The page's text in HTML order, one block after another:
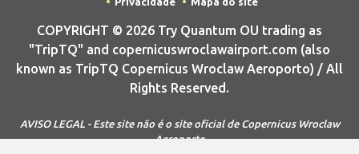
COPYRIGHT © 2026 Try Quantum OU trading as
"TripTQ" and copernicuswroclawairport.com (also
known as TripTQ Copernicus Wroclaw Aeroporto) / All
Rights Reserved.
AVISO LEGAL - Este site não é o site oficial de Copernicus Wroclaw
Aeroporto